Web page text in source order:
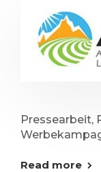
Pressearbeit,
Read more